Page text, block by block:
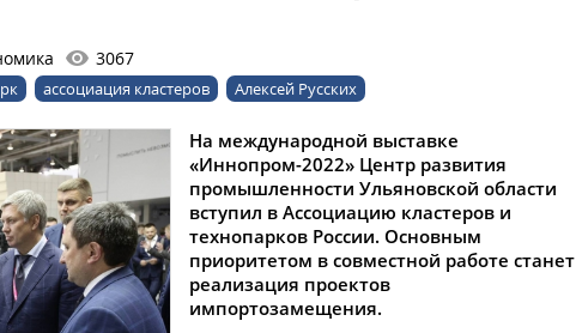
3067
ассоциация кластеров Алексей Русских
На международной выставке
«Иннопром-2022» Центр развития
промышленности Ульяновской области
вступил в Ассоциацию кластеров и
технопарков России. Основным
приоритетом в совместной работе станет
реализация проектов
импортозамещения.